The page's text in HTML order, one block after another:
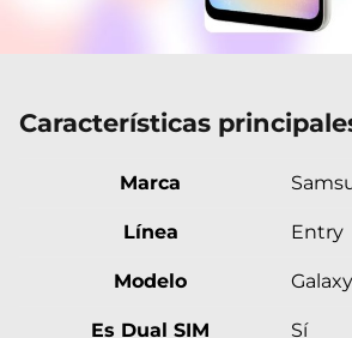
Características
Marca
Línea Entry
Modelo
Es Dual SIM Sí